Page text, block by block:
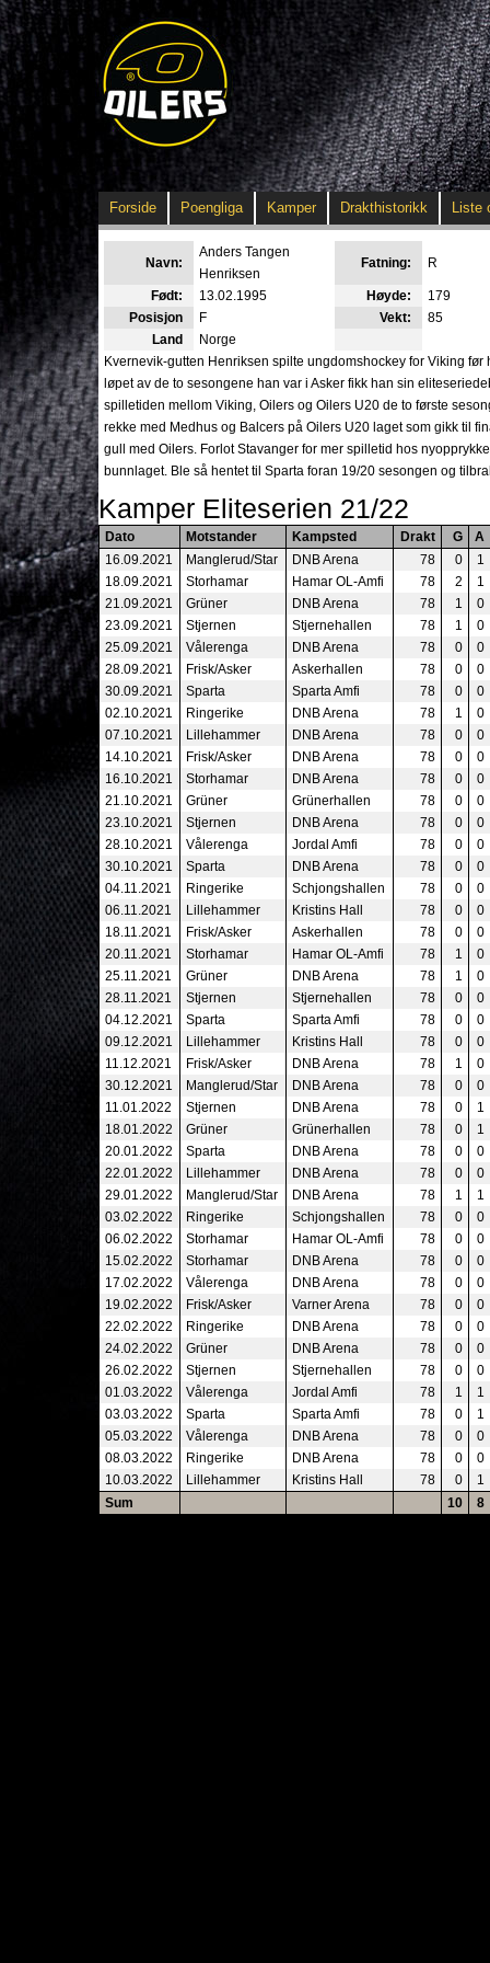
Forside Poengliga Kamper Drakthistorikk Liste
Navn:
Anders Tangen
Henriksen
Fatning: R
Født: 13.02.1995 Høyde:
179
Posisjon
F Vekt:
85
Land
Norge
Kvernevik-gutten Henriksen spilte ungdomshockey for Viking
løpet av de to sesongene han var i Asker fikk han sin
spilletiden mellom Viking, Oilers og Oilers U20 de to første
rekke med Medhus og Balcers på Oilers U20 laget som gikk til
gull med Oilers. Forlot Stavanger for mer spilletid hos
bunnlaget. Ble så hentet til Sparta foran 19/20 sesongen og
Kamper Eliteserien 21/22
Dato Motstander Kampsted Drakt G
A
16.09.2021
Manglerud/Star DNB Arena 78 0
1
18.09.2021
Storhamar Hamar OL-Amfi 78 2
1
21.09.2021
Grüner DNB Arena 78 1
0
23.09.2021
Stjernen Stjernehallen 78 1
0
25.09.2021
Vålerenga DNB Arena 78 0
0
28.09.2021
Frisk/Asker Askerhallen 78 0
0
30.09.2021
Sparta Sparta Amfi 78 0
0
02.10.2021
Ringerike DNB Arena 78 1
0
07.10.2021
Lillehammer DNB Arena 78 0
0
14.10.2021
Frisk/Asker DNB Arena 78 0
0
16.10.2021
Storhamar DNB Arena 78 0
0
21.10.2021
Grüner Grünerhallen 78 0
0
23.10.2021
Stjernen DNB Arena 78 0
0
28.10.2021
Vålerenga Jordal Amfi 78 0
0
30.10.2021
Sparta DNB Arena 78 0
0
04.11.2021
Ringerike Schjongshallen 78 0
0
06.11.2021
Lillehammer Kristins Hall 78 0
0
18.11.2021
Frisk/Asker Askerhallen 78 0
0
20.11.2021
Storhamar Hamar OL-Amfi 78 1
0
25.11.2021
Grüner DNB Arena 78 1
0
28.11.2021
Stjernen Stjernehallen 78 0
0
04.12.2021
Sparta Sparta Amfi 78 0
0
09.12.2021
Lillehammer Kristins Hall 78 0
0
11.12.2021
Frisk/Asker DNB Arena 78 1
0
30.12.2021
Manglerud/Star DNB Arena 78 0
0
11.01.2022
Stjernen DNB Arena 78 0
1
18.01.2022
Grüner Grünerhallen 78 0
1
20.01.2022
Sparta DNB Arena 78 0
0
22.01.2022
Lillehammer DNB Arena 78 0
0
29.01.2022
Manglerud/Star DNB Arena 78 1
1
03.02.2022
Ringerike Schjongshallen 78 0
0
06.02.2022
Storhamar Hamar OL-Amfi 78 0
0
15.02.2022
Storhamar DNB Arena 78 0
0
17.02.2022
Vålerenga DNB Arena 78 0
0
19.02.2022
Frisk/Asker Varner Arena 78 0
0
22.02.2022
Ringerike DNB Arena 78 0
0
24.02.2022
Grüner DNB Arena 78 0
0
26.02.2022
Stjernen Stjernehallen 78 0
0
01.03.2022
Vålerenga Jordal Amfi 78 1
1
03.03.2022
Sparta Sparta Amfi 78 0
1
05.03.2022
Vålerenga DNB Arena 78 0
0
08.03.2022
Ringerike DNB Arena 78 0
0
10.03.2022
Lillehammer Kristins Hall 78 0
1
Sum
10 8